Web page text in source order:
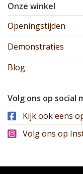
Onze winkel
Openingstijden
Demonstraties
Blog
Volg ons op social
Kijk ook eens
Volg ons op